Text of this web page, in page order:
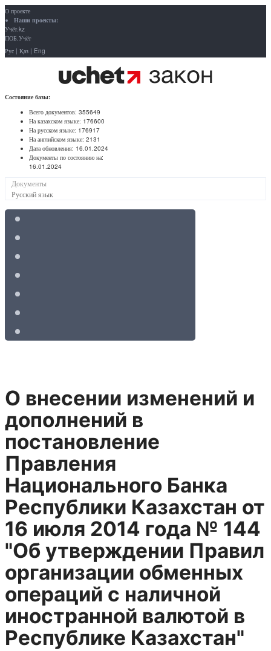
О проекте
Наши проекты:
Учёт.kz
ПОБ.Учёт
Рус | Қаз | Eng
Состояние базы:
Всего документов: 355649
На казахском языке: 176600
На русском языке: 176917
На английском языке: 2131
Дата обновления: 16.01.2024
Документы по состоянию на:
16.01.2024
Документы
Русский язык
О внесении изменений и
дополнений в
постановление
Правления
Национального Банка
Республики Казахстан от
16 июля 2014 года № 144
"Об утверждении Правил
организации обменных
операций с наличной
иностранной валютой в
Республике Казахстан"